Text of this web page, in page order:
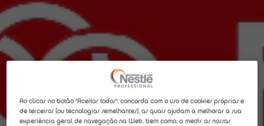
Ao clicar no botão "Aceitar todos", concorda com o uso de cookies próprias e
de terceiros (ou tecnologias semelhantes), as quais ajudam a melhorar a sua
experiência geral de navegação na Web, bem como, a medir as nossas